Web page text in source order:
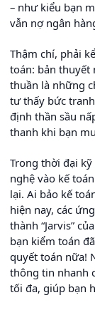
– như kiểu bạn
vẫn nợ ngân
Thậm chí, phải
toán: bản thuyết
thuần là những
tư thấy bức
định thần sầu
thanh khi bạn
Trong thời đại
nghệ vào kế
lại. Ai bảo kế
hiện nay, các
thành “Jarvis”
bạn kiểm toán
quyết toán nữa!
thông tin nhanh
tối đa, giúp bạn